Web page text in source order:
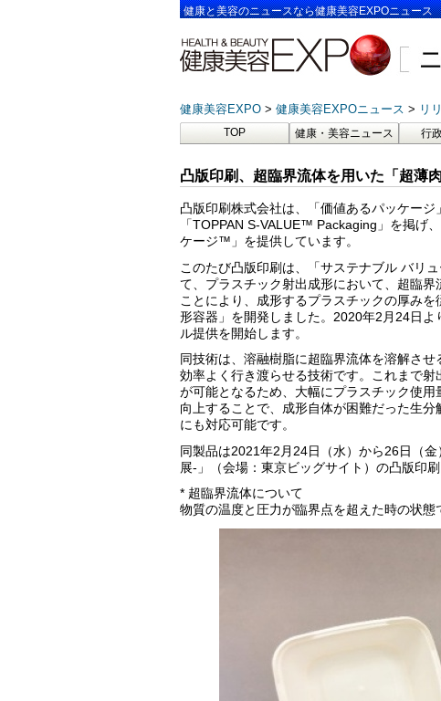
健康と美容のニュースなら健康美容EXPOニュース
健康美容EXPO 健康美容EXPOニュース リ
TOP 健康・美容ニュース 行
凸版印刷、超臨界流体を用いた「超薄
凸版印刷株式会社は、「価値あるパッケー
「TOPPAN S-VALUE™ Packaging」を掲げ
ケージ™」を提供しています。
このたび凸版印刷は、「サステナブル バリ
て、プラスチック射出成形において、超臨
ことにより、成形するプラスチックの厚み
形容器」を開発しました。2020年2月24日
ル提供を開始します。
同技術は、溶融樹脂に超臨界流体を溶解さ
効率よく行き渡らせる技術です。これまで
が可能となるため、大幅にプラスチック使
向上することで、成形自体が困難だった生
にも対応可能です。
同製品は2021年2月24日（水）から26日（
展-」（会場：東京ビッグサイト）の凸版印
* 超臨界流体について
物質の温度と圧力が臨界点を超えた時の状態